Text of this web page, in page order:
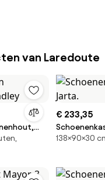
van Laredoute
€ 233,35
138×90×30